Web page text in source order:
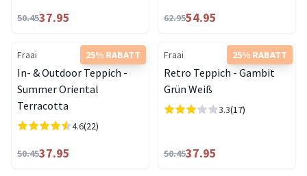
50.4537.95 62.9554.95
25% RABATT
Fraai
In- & Outdoor Teppich -
Summer Oriental
Terracotta
4.6(22)
50.4537.95
25% RABATT
Fraai
Retro Teppich - Gambit
Grün Weiß
3.3(17)
50.4537.95